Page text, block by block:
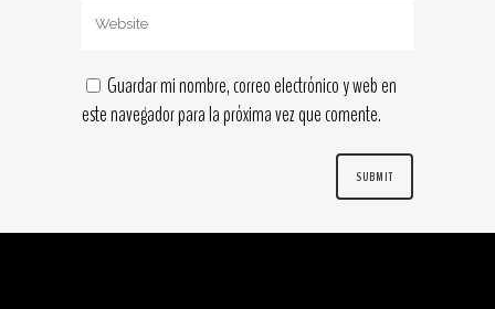
Guardar mi nombre, correo electrónico y web en
este navegador para la próxima vez que comente.